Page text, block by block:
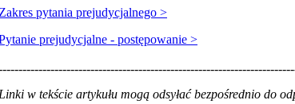
pytania prejudycjalnego >
prejudycjalne - postępowanie >
w tekście artykułu mogą odsyłać bezpośrednio do